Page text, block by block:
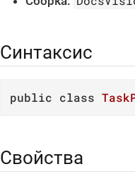
Синтаксис
public class
Свойства